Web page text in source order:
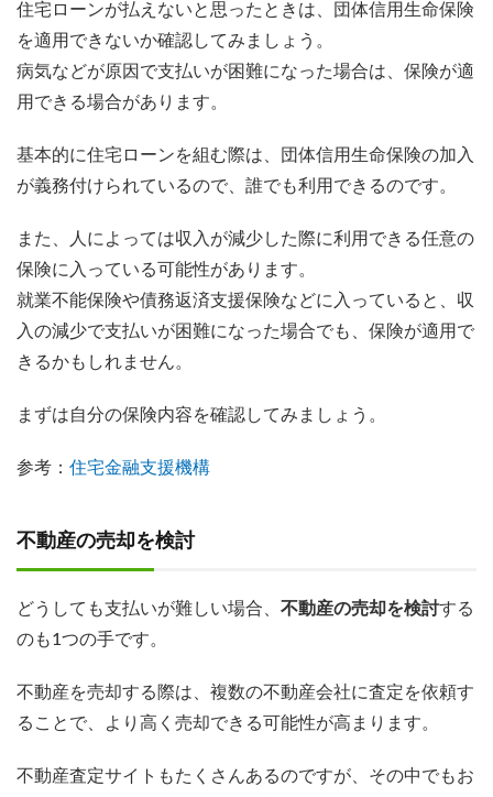
住宅ローンが払えないと思ったときは、団体信用生命保険
を適用できないか確認してみましょう。
病気などが原因で支払いが困難になった場合は、保険が適
用できる場合があります。
基本的に住宅ローンを組む際は、団体信用生命保険の加入
が義務付けられているので、誰でも利用できるのです。
また、人によっては収入が減少した際に利用できる任意の
保険に入っている可能性があります。
就業不能保険や債務返済支援保険などに入っていると、収
入の減少で支払いが困難になった場合でも、保険が適用で
きるかもしれません。
まずは自分の保険内容を確認してみましょう。
参考： 住宅金融支援機構
不動産の売却を検討
どうしても支払いが難しい場合、 不動産の売却を検討する
のも1つの手です。
不動産を売却する際は、複数の不動産会社に査定を依頼す
ることで、より高く売却できる可能性が高まります。
不動産査定サイトもたくさんあるのですが、その中でもお